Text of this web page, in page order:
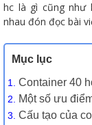
hc là gì cũng như
nhau đón đọc bài
Mục lục
Container 40
Một số ưu
Cấu tạo của